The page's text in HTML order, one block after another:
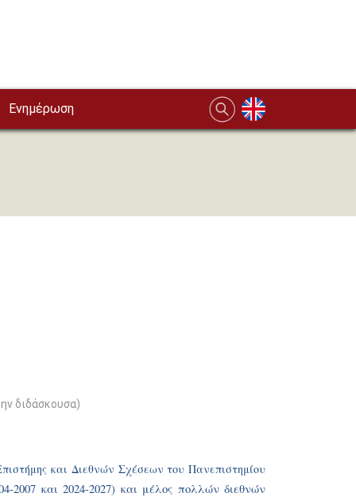
Ενημέρωση
διδάσκουσα)
και Διεθνών Σχέσεων του Πανεπιστημίου
2007 και 2024-2027) και μέλος πολλών διεθνών